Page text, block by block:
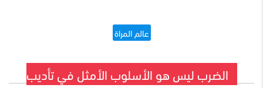
عالم المراة
الضرب ليس هو الأسلوب الأمثل في تأديب